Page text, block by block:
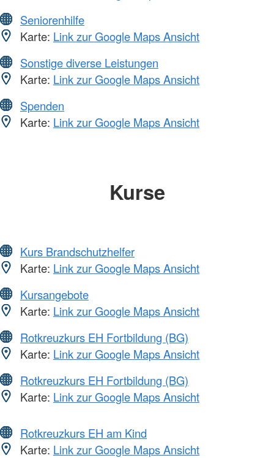
Seniorenhilfe
Karte: Link zur Google Maps Ansicht
Sonstige diverse Leistungen
Karte: Link zur Google Maps Ansicht
Spenden
Karte: Link zur Google Maps Ansicht
Kurse
Kurs Brandschutzhelfer
Karte: Link zur Google Maps Ansicht
Kursangebote
Karte: Link zur Google Maps Ansicht
Rotkreuzkurs EH Fortbildung (BG)
Karte: Link zur Google Maps Ansicht
Rotkreuzkurs EH Fortbildung (BG)
Karte: Link zur Google Maps Ansicht
Rotkreuzkurs EH am Kind
Karte: Link zur Google Maps Ansicht